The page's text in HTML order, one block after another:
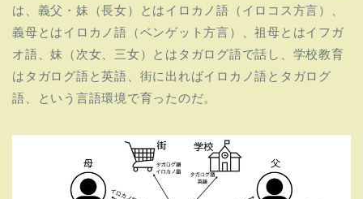
は、 義父・妹（長女）とはイロカノ語（イロコス方言）、
義母とはイロカノ語（ベンゲット方言）、祖母とはイフガ
オ語、妹（次女、三女）とはタガログ語で話し、 学校教育
はタガログ語と英語、 街に出ればイロカノ語とタガログ
語、
という言語環境で育ったのだ。